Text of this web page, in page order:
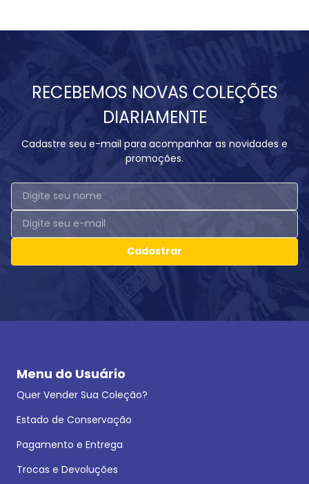
RECEBEMOS NOVAS COLEÇÕES
DIARIAMENTE
Cadastre seu e-mail para acompanhar as novidades e
promoções.
Cadastrar
Menu do Usuário
Quer Vender Sua Coleção?
Estado de Conservação
Pagamento e Entrega
Trocas e Devoluções